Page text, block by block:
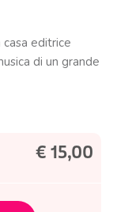
casa editrice
di un grande
€ 15,00